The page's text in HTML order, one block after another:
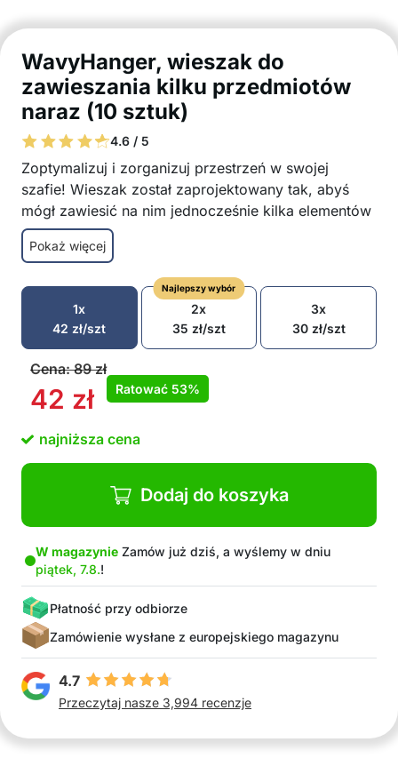
WavyHanger, wieszak do
zawieszania kilku przedmiotów
naraz (10 sztuk)
4.6 / 5
Zoptymalizuj i zorganizuj przestrzeń w swojej
szafie! Wieszak został zaprojektowany tak, abyś
mógł zawiesić na nim jednocześnie kilka elementów
odzieży!
Faliste wzornictwo dla maksymalnej wydajności
Łatwa i szybka organizacja
Wyjątkowo trwały materiał ABS zapewnia długą
żywotność
Wielofunkcyjne zastosowanie dla ubrań,
szalików, krawatów, akcesoriów modowych itp.
Łatwe w użyciu
W zestawie: 10x wieszak
Pokaż więcej
1x
42 zł/szt
Najlepszy wybór
2x
35 zł/szt
3x
30 zł/szt
Cena:89zł
42 zł Ratować 53%
najniższa cena
Dodaj do koszyka
W magazynie Zamów już dziś, a wyślemy w dniu
piątek, 7.8.!
Płatność przy odbiorze
Zamówienie wysłane z europejskiego magazynu
4.7
Przeczytaj nasze 3,994 recenzje